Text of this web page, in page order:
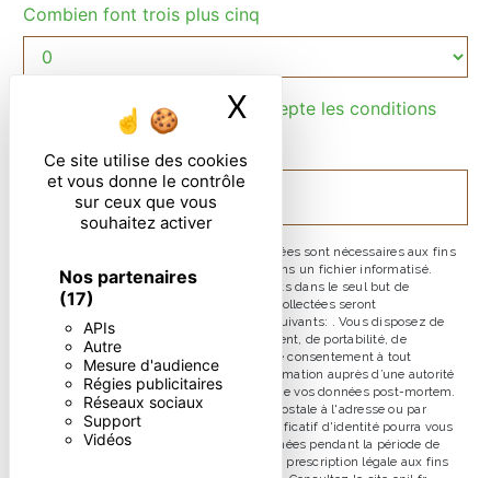
Ce site utilise des cookies
et vous donne le contrôle
sur ceux que vous
souhaitez activer
Nos partenaires
(17)
APIs
Autre
Mesure d'audience
Régies publicitaires
Réseaux sociaux
Support
Vidéos
X Masquer le
Combien font trois plus cinq
En cochant cette case, j'accepte les conditions
particulières ci-dessous **
ENVOYER
** Les données personnelles communiquées sont nécessaires aux fins
de vous contacter et sont enregistrées dans un fichier informatisé.
Elles sont destinées à et ses sous-traitants dans le seul but de
répondre à votre message. Les données collectées seront
communiquées aux seuls destinataires suivants: . Vous disposez de
droits d’accès, de rectification, d’effacement, de portabilité, de
limitation, d’opposition, de retrait de votre consentement à tout
moment et du droit d’introduire une réclamation auprès d’une autorité
de contrôle, ainsi que d’organiser le sort de vos données post-mortem.
Vous pouvez exercer ces droits par voie postale à l'adresse ou par
courrier électronique à l'adresse . Un justificatif d'identité pourra vous
être demandé. Nous conservons vos données pendant la période de
prise de contact puis pendant la durée de prescription légale aux fins